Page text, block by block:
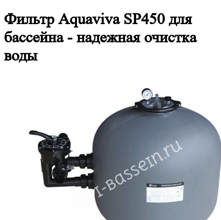
Фильтр Aquaviva SP450 для
бассейна - надежная очистка
воды